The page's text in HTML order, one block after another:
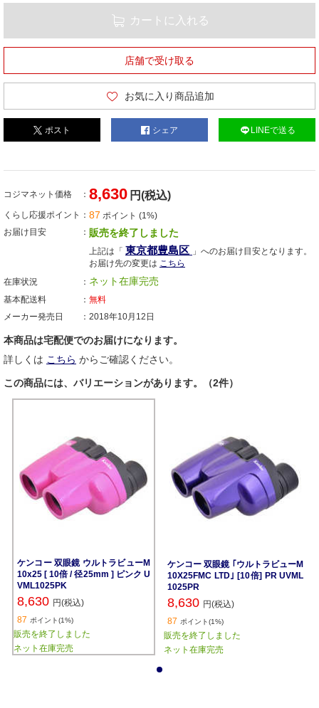
カートに入れる
店舗で受け取る
お気に入り商品追加
ポスト シェア LINEで送る
コジマネット価格 8,630 円(税込)
くらし応援ポイント 87 ポイント (1%)
お届け目安
販売を終了しました
上記は「 東京都豊島区 」へのお届け目安となります。
お届け先の変更は こちら
在庫状況
ネット在庫完売
基本配送料
無料
メーカー発売日
2018年10月12日
本商品は宅配便でのお届けになります。
詳しくは こちら からご確認ください。
この商品には、バリエーションがあります。（2件）
ケンコー 双眼鏡 ウルトラビューM
10x25 [ 10倍 / 径25mm ] ピンク U
VML1025PK
8,630 円(税込)
87 ポイント(1%)
販売を終了しました
ネット在庫完売
ケンコー 双眼鏡 ｢ウルトラビューM
10X25FMC LTD｣ [10倍] PR UVML
1025PR
8,630 円(税込)
87 ポイント(1%)
販売を終了しました
ネット在庫完売